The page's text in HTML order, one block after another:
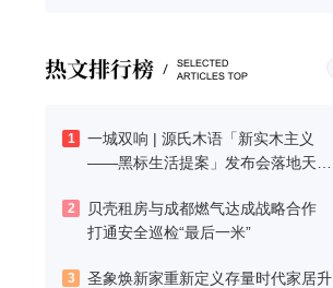
1
一城双响 | 源氏木语「新实木主义
——黑标生活提案」发布会落地天
2
贝壳租房与成都燃气达成战略合作
打通安全巡检“最后一米”
3
圣象焕新家重新定义存量时代家居升